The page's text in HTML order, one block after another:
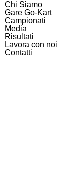
Chi Siamo
Gare Go-Kart
Campionati
Media
Risultati
Lavora con noi
Contatti